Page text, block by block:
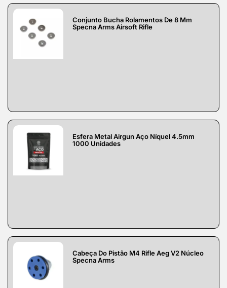
Conjunto Bucha Rolamentos De 8 Mm
Specna Arms Airsoft Rifle
Esfera Metal Airgun Aço Níquel 4.5mm
1000 Unidades
Cabeça Do Pistão M4 Rifle Aeg V2 Núcleo
Specna Arms